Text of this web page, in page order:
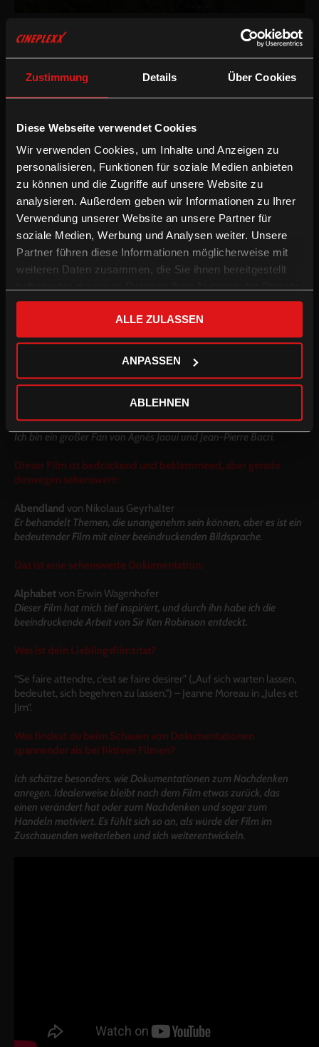
Zustimmung Details Über Cookies
Diese Webseite verwendet Cookies
Wir verwenden Cookies, um Inhalte und Anzeigen zu
personalisieren, Funktionen für soziale Medien anbieten
zu können und die Zugriffe auf unsere Website zu
analysieren. Außerdem geben wir Informationen zu Ihrer
Verwendung unserer Website an unsere Partner für
soziale Medien, Werbung und Analysen weiter. Unsere
Partner führen diese Informationen möglicherweise mit
weiteren Daten zusammen, die Sie ihnen bereitgestellt
gesammelt haben.
ALLE ZULASSEN
ANPASSEN
ABLEHNEN
Wie würdest du deinen Filmgeschmack beschreiben?
Ein wichtiges Thema und ein großartiger Film!
Unter dem Regenbogenvon Agnès Jaoui
Ich bin ein großer Fan von Agnès Jaoui und Jean-Pierre Bacri.
Dieser Film ist bedrückend und beklemmend, aber gerade
deswegen sehenswert:
Abendland von Nikolaus Geyrhalter
Er behandelt Themen, die unangenehm sein können, aber es ist ein
bedeutender Film mit einer beeindruckenden Bildsprache.
Das ist eine sehenswerte Dokumentation:
Alphabet von Erwin Wagenhofer
Dieser Film hat mich tief inspiriert, und durch ihn habe ich die
beeindruckende Arbeit von Sir Ken Robinson entdeckt.
Was ist dein Lieblingsfilmzitat?
“Se faire attendre, c’est se faire desirer” („Auf sich warten lassen,
bedeutet, sich begehren zu lassen.“) – Jeanne Moreau in „Jules et
Jim“.
Was findest du beim Schauen von Dokumentationen
spannender als bei fiktiven Filmen?
Ich schätze besonders, wie Dokumentationen zum Nachdenken
anregen. Idealerweise bleibt nach dem Film etwas zurück, das
einen verändert hat oder zum Nachdenken und sogar zum
Handeln motiviert. Es fühlt sich so an, als würde der Film im
Zuschauenden weiterleben und sich weiterentwickeln.
Alphabet